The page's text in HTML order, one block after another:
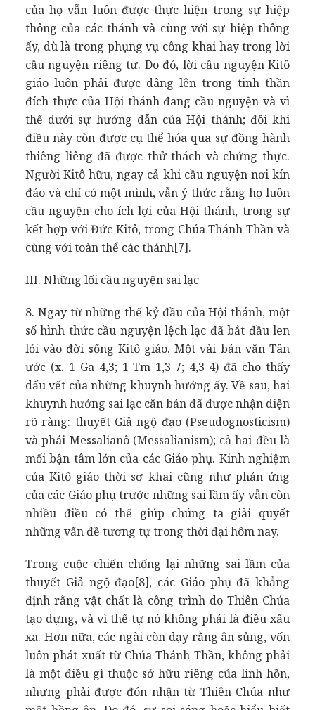
của họ vẫn luôn được thực hiện trong sự hiệp
thông của các thánh và cùng với sự hiệp thông
ấy, dù là trong phụng vụ công khai hay trong lời
cầu nguyện riêng tư. Do đó, lời cầu nguyện Kitô
giáo luôn phải được dâng lên trong tinh thần
đích thực của Hội thánh đang cầu nguyện và vì
thế dưới sự hướng dẫn của Hội thánh; đôi khi
điều này còn được cụ thể hóa qua sự đồng hành
thiêng liêng đã được thử thách và chứng thực.
Người Kitô hữu, ngay cả khi cầu nguyện nơi kín
đáo và chỉ có một mình, vẫn ý thức rằng họ luôn
cầu nguyện cho ích lợi của Hội thánh, trong sự
kết hợp với Đức Kitô, trong Chúa Thánh Thần và
cùng với toàn thể các thánh[7].
III. Những lối cầu nguyện sai lạc
8. Ngay từ những thế kỷ đầu của Hội thánh, một
số hình thức cầu nguyện lệch lạc đã bắt đầu len
lỏi vào đời sống Kitô giáo. Một vài bản văn Tân
ước (x. 1 Ga 4,3; 1 Tm 1,3-7; 4,3-4) đã cho thấy
dấu vết của những khuynh hướng ấy. Về sau, hai
khuynh hướng sai lạc căn bản đã được nhận diện
rõ ràng: thuyết Giả ngộ đạo (Pseudognosticism)
và phái Messalianô (Messalianism); cả hai đều là
mối bận tâm lớn của các Giáo phụ. Kinh nghiệm
của Kitô giáo thời sơ khai cũng như phản ứng
của các Giáo phụ trước những sai lầm ấy vẫn còn
nhiều điều có thể giúp chúng ta giải quyết
những vấn đề tương tự trong thời đại hôm nay.
Trong cuộc chiến chống lại những sai lầm của
thuyết Giả ngộ đạo[8], các Giáo phụ đã khẳng
định rằng vật chất là công trình do Thiên Chúa
tạo dựng, và vì thế tự nó không phải là điều xấu
xa. Hơn nữa, các ngài còn dạy rằng ân sủng, vốn
luôn phát xuất từ Chúa Thánh Thần, không phải
là một điều gì thuộc sở hữu riêng của linh hồn,
nhưng phải được đón nhận từ Thiên Chúa như